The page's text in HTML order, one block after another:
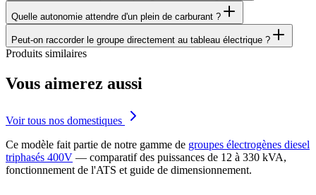
Quelle autonomie attendre d'un plein de carburant ?
Peut-on raccorder le groupe directement au tableau électrique ?
Produits similaires
Vous aimerez aussi
Voir tous nos domestiques
Ce modèle fait partie de notre gamme de groupes électrogènes diesel
triphasés 400V — comparatif des puissances de 12 à 330 kVA,
fonctionnement de l'ATS et guide de dimensionnement.